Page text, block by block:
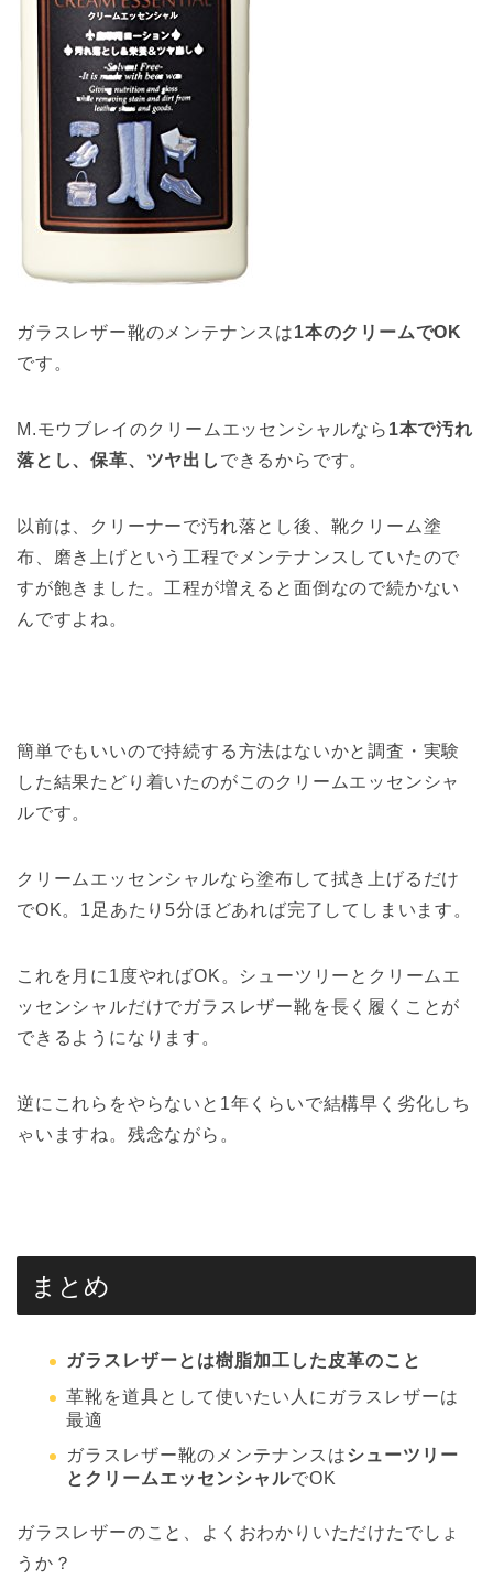
ガラスレザー靴のメンテナンスは1本のクリームでOK
です。
M.モウブレイのクリームエッセンシャルなら 1本で汚れ
落とし、保革、ツヤ出し できるからです。
以前は、クリーナーで汚れ落とし後、靴クリーム塗
布、磨き上げという工程でメンテナンスしていたので
すが飽きました。工程が増えると面倒なので続かない
んですよね。
簡単でもいいので持続する方法はないかと調査・実験
した結果たどり着いたのがこのクリームエッセンシャ
ルです。
クリームエッセンシャルなら塗布して拭き上げるだけ
でOK。1足あたり5分ほどあれば完了してしまいます。
これを月に1度やればOK。シューツリーとクリームエ
ッセンシャルだけでガラスレザー靴を長く履くことが
できるようになります。
逆にこれらをやらないと1年くらいで結構早く劣化しち
ゃいますね。残念ながら。
まとめ
ガラスレザーとは樹脂加工した皮革のこと
革靴を道具として使いたい人にガラスレザーは
最適
ガラスレザー靴のメンテナンスはシューツリー
とクリームエッセンシャルでOK
ガラスレザーのこと、よくおわかりいただけたでしょ
うか？